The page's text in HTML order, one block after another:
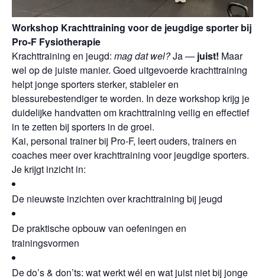
Workshop Krachttraining voor de jeugdige sporter bij
Pro-F Fysiotherapie
Krachttraining en jeugd: mag dat wel?Ja — juist! Maar
wel op de juiste manier. Goed uitgevoerde krachttraining
helpt jonge sporters sterker, stabieler en
blessurebestendiger te worden. In deze workshop krijg je
duidelijke handvatten om krachttraining veilig en effectief
in te zetten bij sporters in de groei.
Kai, personal trainer bij Pro-F, leert ouders, trainers en
coaches meer over krachttraining voor jeugdige sporters.
Je krijgt inzicht in:
De nieuwste inzichten over krachttraining bij jeugd
De praktische opbouw van oefeningen en
trainingsvormen
De do’s & don’ts: wat werkt wél en wat juist niet bij jonge